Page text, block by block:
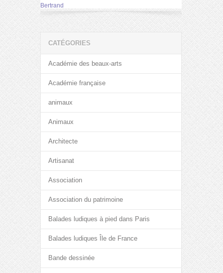
Bertrand
CATÉGORIES
Académie des beaux-arts
Académie française
animaux
Animaux
Architecte
Artisanat
Association
Association du patrimoine
Balades ludiques à pied dans Paris
Balades ludiques Île de France
Bande dessinée